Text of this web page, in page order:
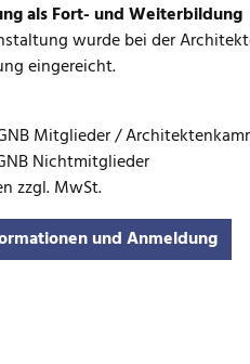
als Fort- und Weiterbildung
wurde bei der
eingereicht.
Mitglieder /
Nichtmitglieder
zzgl. MwSt.
und Anmeldung